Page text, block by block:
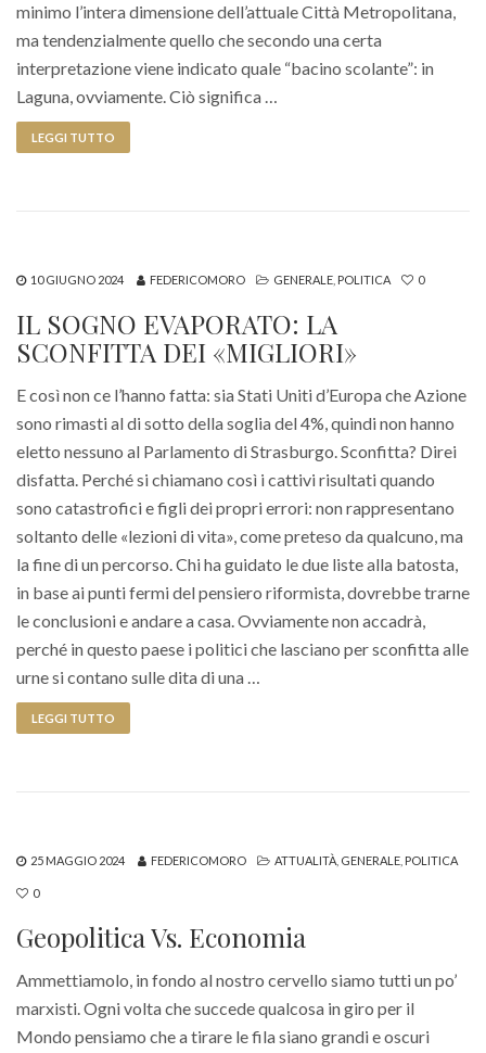
minimo l’intera dimensione dell’attuale Città Metropolitana,
ma tendenzialmente quello che secondo una certa
interpretazione viene indicato quale “bacino scolante”: in
Laguna, ovviamente. Ciò significa …
LEGGI TUTTO
10 GIUGNO 2024 FEDERICOMORO GENERALE POLITICA 0
IL SOGNO EVAPORATO: LA
SCONFITTA DEI «MIGLIORI»
E così non ce l’hanno fatta: sia Stati Uniti d’Europa che Azione
sono rimasti al di sotto della soglia del 4%, quindi non hanno
eletto nessuno al Parlamento di Strasburgo. Sconfitta? Direi
disfatta. Perché si chiamano così i cattivi risultati quando
sono catastrofici e figli dei propri errori: non rappresentano
soltanto delle «lezioni di vita», come preteso da qualcuno, ma
la fine di un percorso. Chi ha guidato le due liste alla batosta,
in base ai punti fermi del pensiero riformista, dovrebbe trarne
le conclusioni e andare a casa. Ovviamente non accadrà,
perché in questo paese i politici che lasciano per sconfitta alle
urne si contano sulle dita di una …
LEGGI TUTTO
25 MAGGIO 2024 FEDERICOMORO ATTUALITÀ GENERALE POLITICA
0
Geopolitica Vs. Economia
Ammettiamolo, in fondo al nostro cervello siamo tutti un po’
marxisti. Ogni volta che succede qualcosa in giro per il
Mondo pensiamo che a tirare le fila siano grandi e oscuri